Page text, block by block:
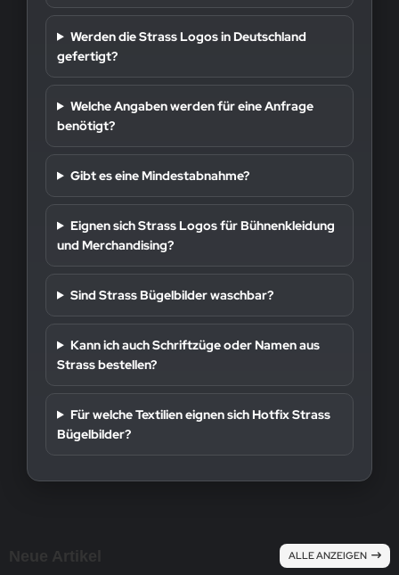
Werden die Strass Logos in Deutschland
gefertigt?
Welche Angaben werden für eine Anfrage
benötigt?
Gibt es eine Mindestabnahme?
Eignen sich Strass Logos für Bühnenkleidung
und Merchandising?
Sind Strass Bügelbilder waschbar?
Kann ich auch Schriftzüge oder Namen aus
Strass bestellen?
Für welche Textilien eignen sich Hotfix Strass
Bügelbilder?
ALLE ANZEIGEN